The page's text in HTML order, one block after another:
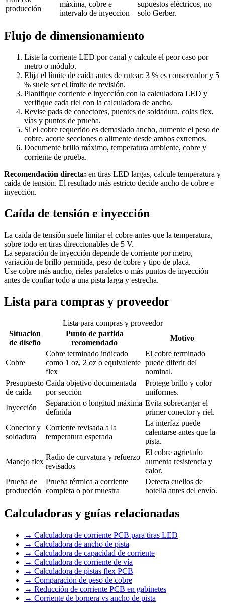
producción
máxima, cobre e
intervalo de inyección
supuestos eléctricos, no
solo Gerber.
Flujo de dimensionamiento
Liste la corriente LED por canal y calcule el peor caso por
metro o módulo.
Elija el límite de caída antes de rutear; 3 % es conservador y 5
% suele ser el límite de revisión.
Planifique corriente e inyección con la calculadora LED y
verifique cada riel con la calculadora de ancho.
Revise pads de conectores, puentes de soldadura, colas flex,
vías y puntos de prueba.
Si el cobre requerido es demasiado ancho, aumente el peso de
cobre, acorte secciones o alimente desde ambos extremos.
Documente brillo máximo, temperatura ambiente, cobre y
corriente de prueba.
Recomendación directa: en tiras LED largas, calcule temperatura y
caída de tensión. El resultado más estricto decide ancho de cobre e
inyección.
Caída de tensión e inyección
La caída de tensión suele limitar el cobre antes que la temperatura,
sobre todo en tiras direccionables de 5 V.
La separación de inyección depende de corriente por metro,
variación de brillo permitida, peso de cobre y tipo de placa.
Use cobre más ancho, rieles paralelos o más puntos de inyección
antes de confiar todo a una pista larga y estrecha.
Lista para compras y proveedor
Lista para compras y proveedor
Situación
de diseño
Punto de partida
recomendado
Motivo
Cobre
Cobre terminado indicado
como 1 oz, 2 oz o equivalente
flex
El cobre terminado
puede diferir del
nominal.
Presupuesto
de caída
Caída objetivo documentada
por sección
Protege brillo y color
uniformes.
Inyección
Separación o longitud máxima
definida
Evita sobrecargar el
primer conector y riel.
Conector y
soldadura
Corriente revisada a la
temperatura esperada
La interfaz puede
calentarse antes que la
pista.
Manejo flex
Radio de curvatura y refuerzo
revisados
El cobre agrietado
aumenta resistencia y
calor.
Prueba de
producción
Prueba térmica a corriente
completa o por muestra
Detecta cuellos de
botella antes del envío.
Calculadoras y guías relacionadas
→ Calculadora de corriente PCB para tiras LED
→ Calculadora de ancho de pista
→ Calculadora de capacidad de corriente
→ Calculadora de corriente de vía
→ Calculadora de pistas flex PCB
→ Comparación de peso de cobre
→ Reducción de corriente PCB en gabinetes
→ Corriente de bornera vs ancho de pista